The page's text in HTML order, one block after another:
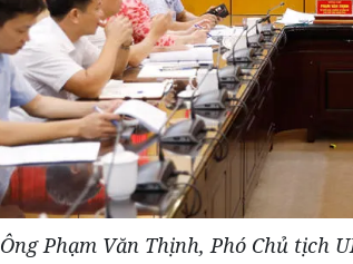
Ông Phạm Văn Thịnh, Phó Chủ tịch